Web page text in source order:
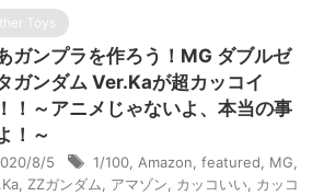
Toys
ガンプラを作ろう！MG ダブルゼ
ガンダム Ver.Kaが超カッコイ
！～アニメじゃないよ、本当の事
！～
8/5 1/100 Amazon featured MG
ZZガンダム アマゾン カッコいい
カッコ